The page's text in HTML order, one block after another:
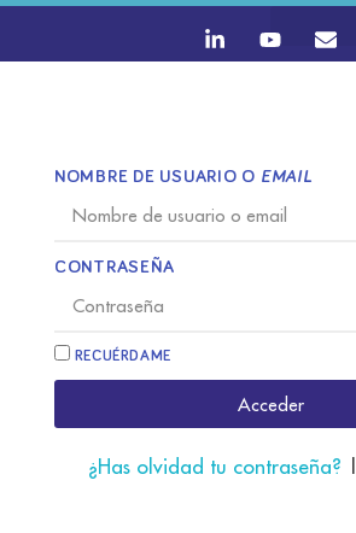
NOMBRE DE USUARIO O EMAIL
CONTRASEÑA
RECUÉRDAME
Acceder
¿Has olvidad tu contraseña?